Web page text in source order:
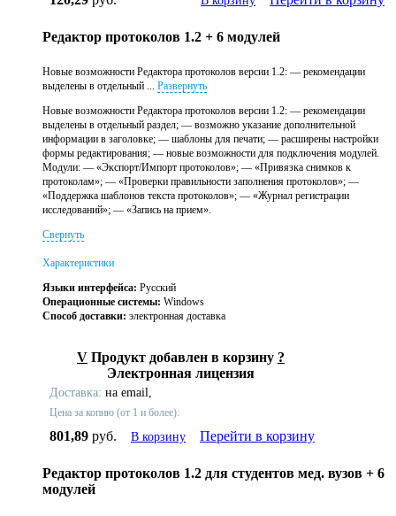
Редактор протоколов 1.2 + 6 модулей
Новые возможности Редактора протоколов версии 1.2: — рекомендации
выделены в отдельный ... Развернуть
Новые возможности Редактора протоколов версии 1.2: — рекомендации
выделены в отдельный раздел; — возможно указание дополнительной
информации в заголовке; — шаблоны для печати; — расширены настройки
формы редактирования; — новые возможности для подключения модулей.
Модули: — «Экспорт/Импорт протоколов»; — «Привязка снимков к
протоколам»; — «Проверки правильности заполнения протоколов»; —
«Поддержка шаблонов текста протоколов»; — «Журнал регистрации
исследований»; — «Запись на прием».
Свернуть
Характеристики
Языки интерфейса: Русский
Операционные системы: Windows
Способ доставки: электронная доставка
V Продукт добавлен в корзину ?
Электронная лицензия
Доставка: на email,
Цена за копию (от 1 и более):
801,89 руб. В корзину Перейти в корзину
Редактор протоколов 1.2 для студентов мед. вузов + 6
модулей